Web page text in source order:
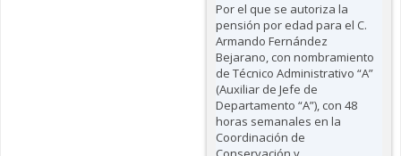
Por el que se autoriza la
pensión por edad para el C.
Armando Fernández
Bejarano, con nombramiento
de Técnico Administrativo “A”
(Auxiliar de Jefe de
Departamento “A”), con 48
horas semanales en la
Coordinación de